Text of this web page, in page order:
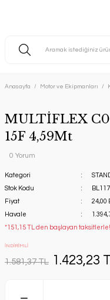
Anasayfa Motor ve Ekipmanları
MULTİFLEX
15F 4,59Mt
0 Yorum
Kategori
Stok Kodu
Fiyat
24,00
Havale
*151,15 TL den başlayan
İNDİRİMLİ
1.581,37 TL 1.423,23